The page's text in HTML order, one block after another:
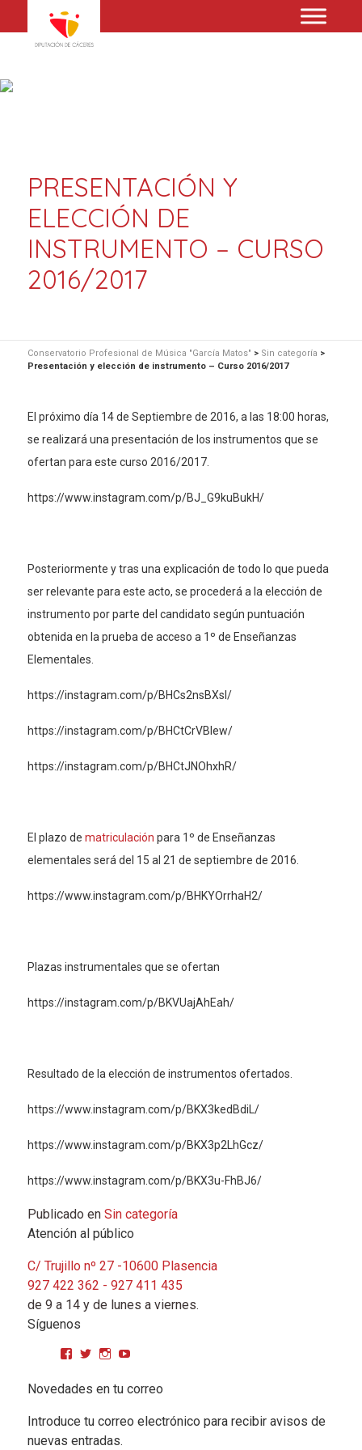
PRESENTACIÓN Y
ELECCIÓN DE
INSTRUMENTO – CURSO
2016/2017
Conservatorio Profesional de Música "García Matos" > Sin categoría >
Presentación y elección de instrumento – Curso 2016/2017
El próximo día 14 de Septiembre de 2016, a las 18:00 horas,
se realizará una presentación de los instrumentos que se
ofertan para este curso 2016/2017.
https://www.instagram.com/p/BJ_G9kuBukH/
Posteriormente y tras una explicación de todo lo que pueda
ser relevante para este acto, se procederá a la elección de
instrumento por parte del candidato según puntuación
obtenida en la prueba de acceso a 1º de Enseñanzas
Elementales.
https://instagram.com/p/BHCs2nsBXsl/
https://instagram.com/p/BHCtCrVBlew/
https://instagram.com/p/BHCtJNOhxhR/
El plazo de matriculación para 1º de Enseñanzas
elementales será del 15 al 21 de septiembre de 2016.
https://www.instagram.com/p/BHKYOrrhaH2/
Plazas instrumentales que se ofertan
https://instagram.com/p/BKVUajAhEah/
Resultado de la elección de instrumentos ofertados.
https://www.instagram.com/p/BKX3kedBdiL/
https://www.instagram.com/p/BKX3p2LhGcz/
https://www.instagram.com/p/BKX3u-FhBJ6/
Publicado en Sin categoría
Atención al público
C/ Trujillo nº 27 -10600 Plasencia
927 422 362 - 927 411 435
de 9 a 14 y de lunes a viernes.
Síguenos
Ver perfil de CPMGarciaMatos en Facebook
Ver perfil de cpmgarciamatos en Twitter
Ver perfil de cpmgarciamatos en Instagram
YouTube
Novedades en tu correo
Introduce tu correo electrónico para recibir avisos de
nuevas entradas.